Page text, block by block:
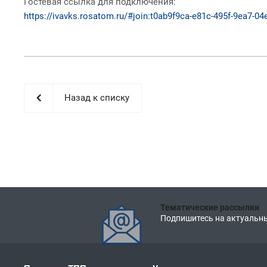
https://ivavks.rosatom.ru/#join:t0ab9f9ca-e81c-495f-9ea7-
Назад к списку
Тематические рассылки
Подпишитесь на